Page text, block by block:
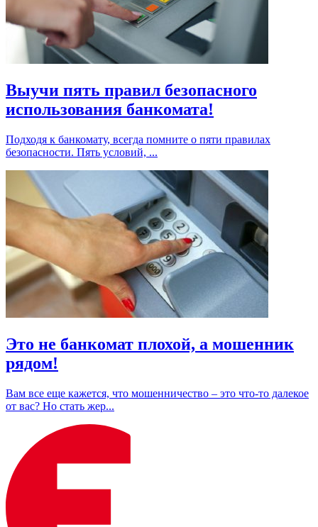
Выучи пять правил безопасного
использования банкомата!
Подходя к банкомату, всегда помните о пяти правилах
безопасности. Пять условий, ...
Это не банкомат плохой, а мошенник
рядом!
Вам все еще кажется, что мошенничество – это что-то далекое
от вас? Но стать жер...